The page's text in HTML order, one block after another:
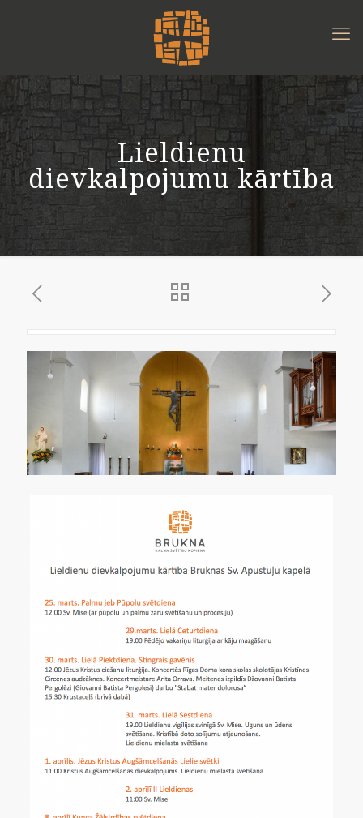
Lieldienu
dievkalpojumu kārtība